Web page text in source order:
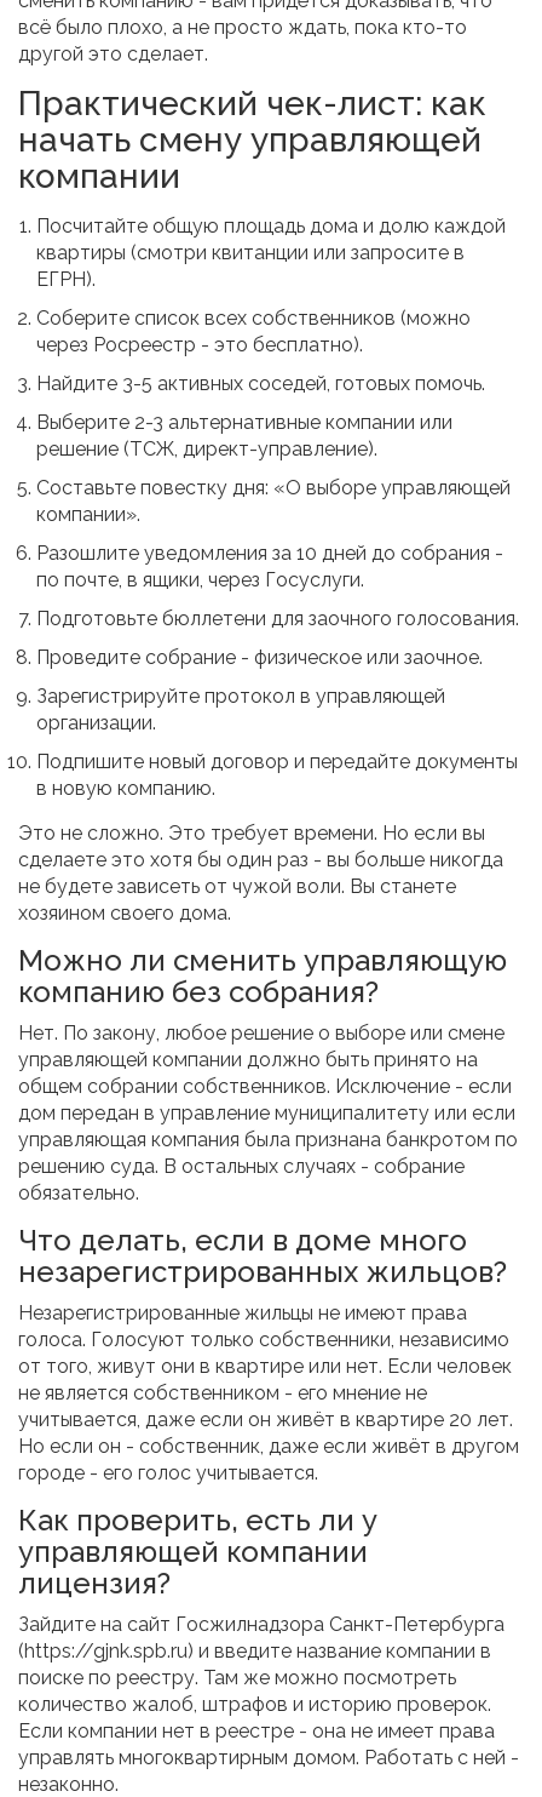
всё было плохо, а не просто ждать, пока кто-то
другой это сделает.
Практический чек-лист: как
начать смену управляющей
компании
Посчитайте общую площадь дома и долю каждой
квартиры (смотри квитанции или запросите в
ЕГРН).
Соберите список всех собственников (можно
через Росреестр - это бесплатно).
Найдите 3-5 активных соседей, готовых помочь.
Выберите 2-3 альтернативные компании или
решение (ТСЖ, директ-управление).
Составьте повестку дня: «О выборе управляющей
компании».
Разошлите уведомления за 10 дней до собрания -
по почте, в ящики, через Госуслуги.
Подготовьте бюллетени для заочного голосования.
Проведите собрание - физическое или заочное.
Зарегистрируйте протокол в управляющей
организации.
Подпишите новый договор и передайте документы
в новую компанию.
Это не сложно. Это требует времени. Но если вы
сделаете это хотя бы один раз - вы больше никогда
не будете зависеть от чужой воли. Вы станете
хозяином своего дома.
Можно ли сменить управляющую
компанию без собрания?
Нет. По закону, любое решение о выборе или смене
управляющей компании должно быть принято на
общем собрании собственников. Исключение - если
дом передан в управление муниципалитету или если
управляющая компания была признана банкротом по
решению суда. В остальных случаях - собрание
обязательно.
Что делать, если в доме много
незарегистрированных жильцов?
Незарегистрированные жильцы не имеют права
голоса. Голосуют только собственники, независимо
от того, живут они в квартире или нет. Если человек
не является собственником - его мнение не
учитывается, даже если он живёт в квартире 20 лет.
Но если он - собственник, даже если живёт в другом
городе - его голос учитывается.
Как проверить, есть ли у
управляющей компании
лицензия?
Зайдите на сайт Госжилнадзора Санкт-Петербурга
(https://gjnk.spb.ru) и введите название компании в
поиске по реестру. Там же можно посмотреть
количество жалоб, штрафов и историю проверок.
Если компании нет в реестре - она не имеет права
управлять многоквартирным домом. Работать с ней -
незаконно.